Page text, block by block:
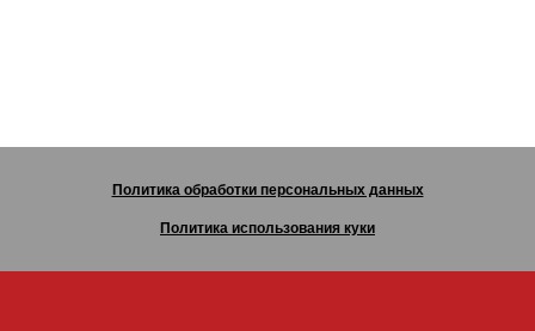
Политика обработки персональных данных
Политика использования куки